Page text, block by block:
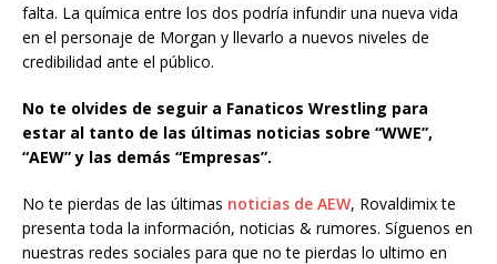
falta. La química entre los dos podría infundir una nueva vida
en el personaje de Morgan y llevarlo a nuevos niveles de
credibilidad ante el público.
No te olvides de seguir a Fanaticos Wrestling para
estar al tanto de las últimas noticias sobre “WWE”,
“AEW” y las demás “Empresas”.
No te pierdas de las últimas noticias de AEW, Rovaldimix te
presenta toda la información, noticias & rumores. Síguenos en
nuestras redes sociales para que no te pierdas lo ultimo en